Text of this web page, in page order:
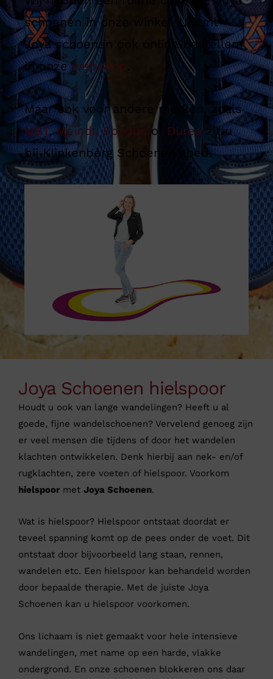
schoenen in onze winkel. U kunt
Joya schoenen ook online bestellen
in onzewebshop
Maar ook voor andere merken, zoals
MBT,Meindl, Solidus of Durea zit u
bij Klinkenberg Schoenen goed.
Joya Schoenen hielspoor
Houdt u ook van lange wandelingen? Heeft u al
goede, fijne wandelschoenen? Vervelend genoeg zijn
er veel mensen die tijdens of door het wandelen
klachten ontwikkelen. Denk hierbij aan nek- en/of
rugklachten, zere voeten of hielspoor. Voorkom
hielspoor met Joya Schoenen.
Wat is hielspoor? Hielspoor ontstaat doordat er
teveel spanning komt op de pees onder de voet. Dit
ontstaat door bijvoorbeeld lang staan, rennen,
wandelen etc. Een hielspoor kan behandeld worden
door bepaalde therapie. Met de juiste Joya
Schoenen kan u hielspoor voorkomen.
Ons lichaam is niet gemaakt voor hele intensieve
wandelingen, met name op een harde, vlakke
ondergrond. En onze schoenen blokkeren ons daar